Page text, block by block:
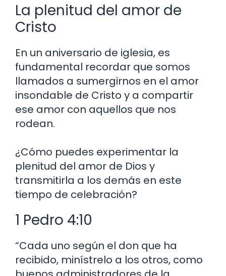
La plenitud del amor de
Cristo
En un aniversario de iglesia, es
fundamental recordar que somos
llamados a sumergirnos en el amor
insondable de Cristo y a compartir
ese amor con aquellos que nos
rodean.
¿Cómo puedes experimentar la
plenitud del amor de Dios y
transmitirla a los demás en este
tiempo de celebración?
1 Pedro 4:10
“Cada uno según el don que ha
recibido, minístrelo a los otros, como